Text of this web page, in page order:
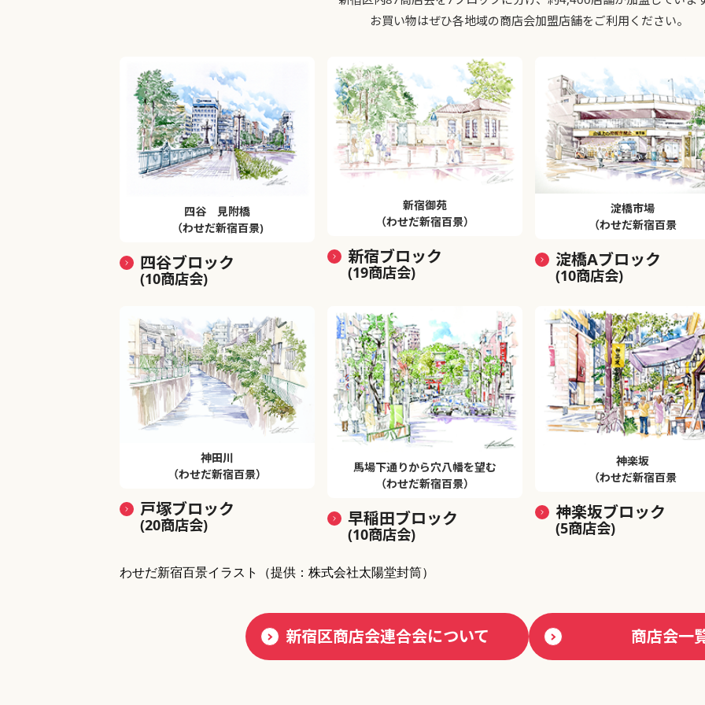
お買い物はぜひ各地域の商店会加盟店舗をご利用ください。
四谷 見附橋
（わせだ新宿百景)
四谷ブロック
(10商店会)
新宿御苑
（わせだ新宿百景）
新宿ブロック
(19商店会)
淀橋市場
（わせだ新宿百景
淀橋Aブロック
(10商店会)
神田川
（わせだ新宿百景）
戸塚ブロック
(20商店会)
馬場下通りから穴八幡を望む
（わせだ新宿百景）
早稲田ブロック
(10商店会)
神楽坂
（わせだ新宿百景
神楽坂ブロック
(5商店会)
わせだ新宿百景イラスト （提供：株式会社太陽堂封筒）
新宿区商店会連合会について 商店会一